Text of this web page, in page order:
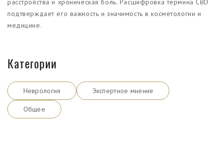
подтверждает его важность и значимость в косметологии и
медицине.
Категории
Неврология Экспертное мнение
Общее